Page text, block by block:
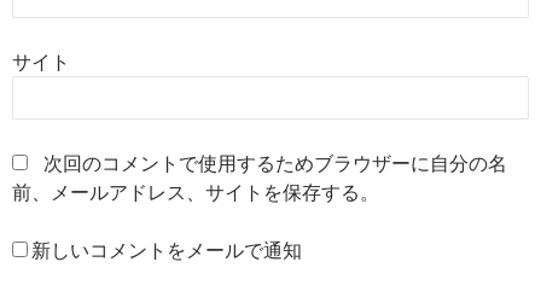
サイト
次回のコメントで使用するためブラウザーに自分の名
前、メールアドレス、サイトを保存する。
新しいコメントをメールで通知